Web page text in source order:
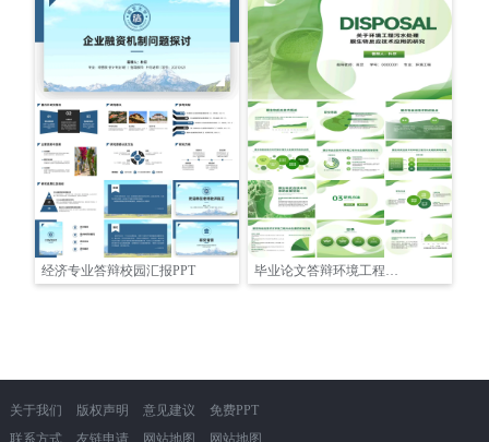
经济专业答辩校园汇报PPT 毕业论文答辩环境工程渐变
关于我们
联系方式
版权声明
友链申请
意见建议
网站地图
免费PPT
网站地图